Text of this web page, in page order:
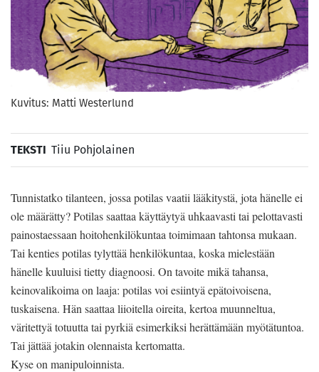
Kuvitus: Matti Westerlund
TEKSTI Tiiu Pohjolainen
Tunnistatko tilanteen, jossa potilas vaatii lääkitystä, jota hänelle ei
ole määrätty? Potilas saattaa käyttäytyä uhkaavasti tai pelottavasti
painostaessaan hoitohenkilökuntaa toimimaan tahtonsa mukaan.
Tai kenties potilas tylyttää henkilökuntaa, koska mielestään
hänelle kuuluisi tietty diagnoosi. On tavoite mikä tahansa,
keinovalikoima on laaja: potilas voi esiintyä epätoivoisena,
tuskaisena. Hän saattaa liioitella oireita, kertoa muunneltua,
väritettyä totuutta tai pyrkiä esimerkiksi herättämään myötätuntoa.
Tai jättää jotakin olennaista kertomatta.
Kyse on manipuloinnista.